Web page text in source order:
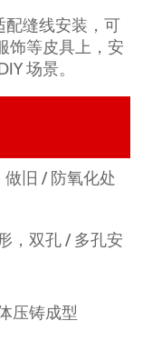
配缝线安装，可
饰等皮具上，安
场景。
旧 / 防氧化处
，双孔 / 多孔安
压铸成型